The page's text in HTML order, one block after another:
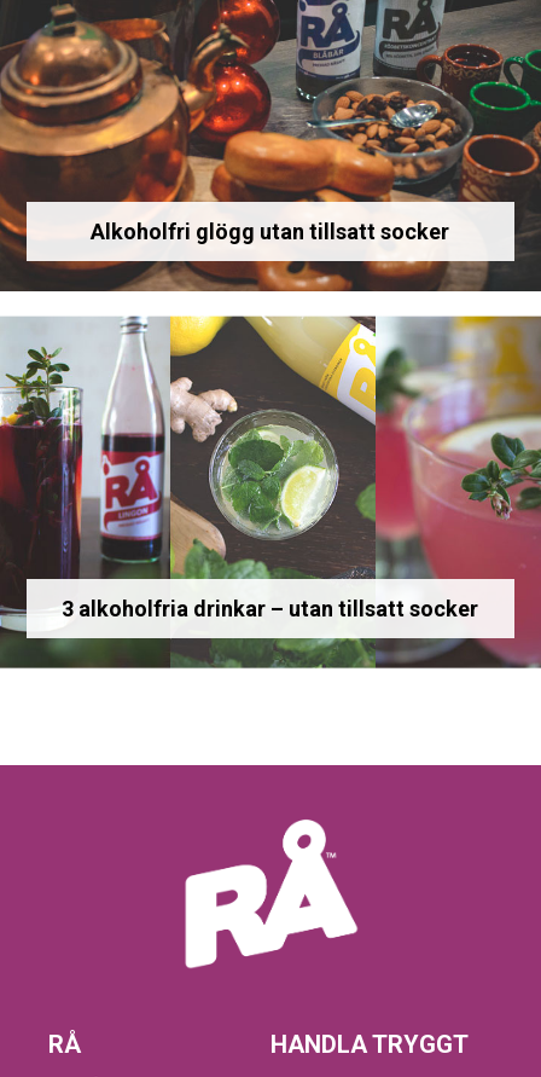
Alkoholfri glögg utan tillsatt socker
3 alkoholfria drinkar – utan tillsatt socker
RÅ HANDLA TRYGGT